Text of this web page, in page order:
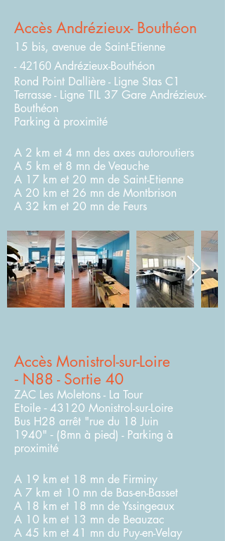
Accès Andrézieux- Bouthéon
15 bis, avenue de Saint-Etienne
-42160Andrézieux-Bouthéon
Rond Point Dallière - Ligne Stas C1
Terrasse - Ligne TIL 37 Gare Andrézieux-
Bouthéon
Parking à proximité
A 2 km et 4 mn des axes autoroutiers
A 5 km et 8 mn de Veauche
A 17 km et 20 mn de Saint-Etienne
A 20 km et 26 mn de Montbrison
A 32 km et 20 mn de Feurs
Accès Monistrol-sur-Loire
- N88 - Sortie 40
ZAC Les Moletons - La Tour
Etoile-43120 Monistrol-sur-Loire
Bus H28 arrêt "rue du 18 Juin
1940" - (8mn à pied) - Parking à
proximité
A 19 km et 18 mn de Firminy
A 7 km et 10 mn de Bas-en-Basset
A 18 km et 18 mn de Yssingeaux
A 10 km et 13 mn de Beauzac
A 45 km et 41 mn du Puy-en-Velay